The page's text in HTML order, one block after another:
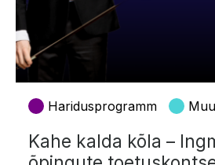
Haridusprogramm
Kahe kalda kõla –